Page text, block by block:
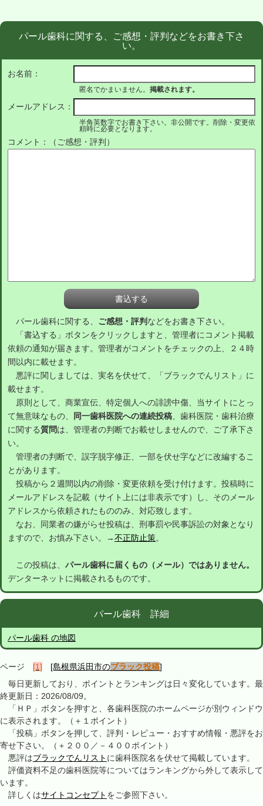
パール歯科に関する、ご感想・評判などをお書き下さ
い。
お名前：
匿名でかまいません。 掲載されます。
メールアドレス：
半角英数字でお書き下さい。非公開です。削除・変更依
頼時に必要となります。
コメント：（ご感想・評判）
パール歯科に関する、 ご感想・評判 などをお書き下さい。
「書込する」ボタンをクリックしますと、管理者にコメント掲載
依頼の通知が届きます。管理者がコメントをチェックの上、２４時
間以内に載せます。
悪評に関しましては、実名を伏せて、「ブラックでんリスト」に
載せます。
原則として、商業宣伝、特定個人への誹謗中傷、当サイトにとっ
て無意味なもの、
同一歯科医院への連続投稿、歯科医院・歯科治療
に関する質問は、管理者の判断でお載せしませんので、ご了承下さ
い。
管理者の判断で、誤字脱字修正、一部を伏せ字などに改編するこ
とがあります。
投稿から２週間以内の削除・変更依頼を受け付けます。投稿時に
メールアドレスを記載（サイト上には非表示です）し、そのメール
アドレスから依頼されたもののみ、対応致します。
なお、同業者の嫌がらせ投稿は、刑事罰や民事訴訟の対象となり
ますので、お慎み下さい。→不正防止策。
この投稿は、 パール歯科に届くもの（メール）ではありません。
デンターネットに掲載されるものです。
パール歯科 詳細
パール歯科 の地図
ページ [1] [島根県浜田市のブラック投稿]
毎日更新しており、ポイントとランキングは日々変化しています。最
終更新日：2026/08/09。
「ＨＰ」ボタンを押すと、各歯科医院のホームページが別ウィンドウ
に表示されます。（＋１ポイント）
「投稿」ボタンを押して、評判・レビュー・おすすめ情報・悪評をお
寄せ下さい。（＋２００／－４００ポイント）
悪評はブラックでんリスト に歯科医院名を伏せて掲載しています。
評価資料不足の歯科医院等についてはランキングから外して表示して
います。
詳しくはサイトコンセプト をご参照下さい。